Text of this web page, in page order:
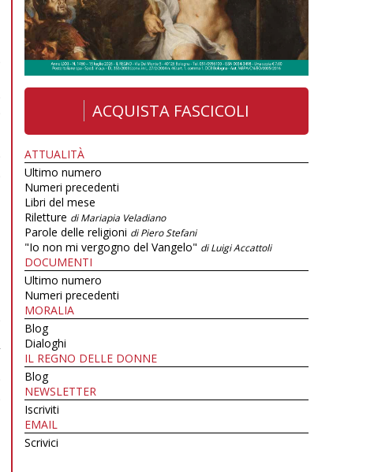
ACQUISTA FASCICOLI
ATTUALITÀ
Ultimo numero
Numeri precedenti
Libri del mese
Riletture di Mariapia Veladiano
Parole delle religioni di Piero Stefani
"Io non mi vergogno del Vangelo" di Luigi Accattoli
DOCUMENTI
Ultimo numero
Numeri precedenti
MORALIA
Blog
Dialoghi
IL REGNO DELLE DONNE
Blog
NEWSLETTER
Iscriviti
EMAIL
Scrivici